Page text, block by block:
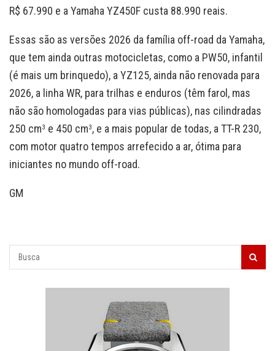
R$ 67.990 e a Yamaha YZ450F custa 88.990 reais.
Essas são as versões 2026 da família off-road da Yamaha,
que tem ainda outras motocicletas, como a PW50, infantil
(é mais um brinquedo), a YZ125, ainda não renovada para
2026, a linha WR, para trilhas e enduros (têm farol, mas
não são homologadas para vias públicas), nas cilindradas
250 cm3 e 450 cm3, e a mais popular de todas, a TT-R 230,
com motor quatro tempos arrefecido a ar, ótima para
iniciantes no mundo off-road.
GM